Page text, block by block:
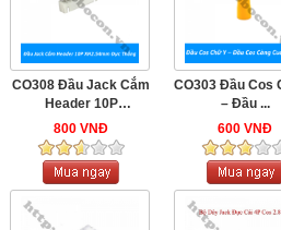
CO308 Đầu Jack Cắm
Header 10P
XH2.54mm ...
800 VNĐ
CO303 Đầu Cos
– Đầu ...
600 VNĐ